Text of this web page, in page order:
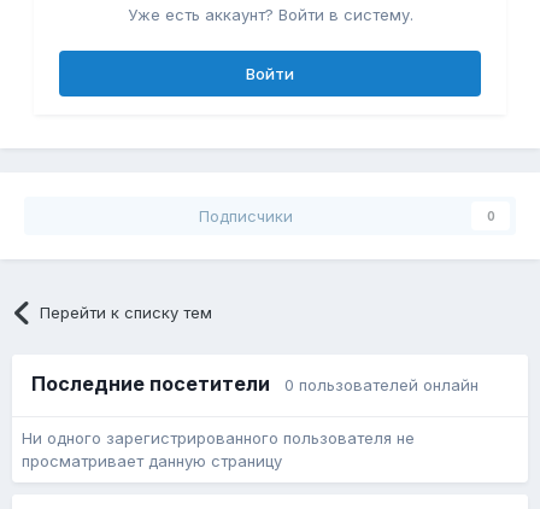
Уже есть аккаунт? Войти в систему.
Войти
Подписчики 0
Перейти к списку тем
Последние посетители 0 пользователей онлайн
Ни одного зарегистрированного пользователя не
просматривает данную страницу